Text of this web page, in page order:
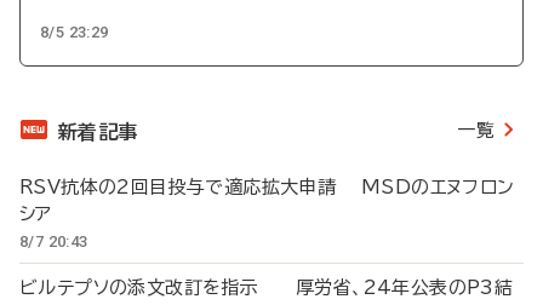
8/5 23:29
新着記事 一覧
RSV抗体の2回目投与で適応拡大申請 MSDのエヌフロン
シア
8/7 20:43
ビルテプソの添文改訂を指示 厚労省、24年公表のP3結